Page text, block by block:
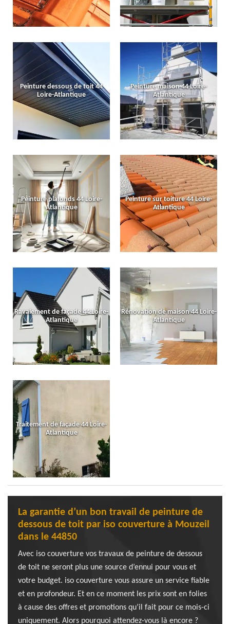
Peinture dessous de toit 44
Loire-Atlantique
Peinture maison 44 Loire-
Atlantique
Peinture plafonds 44 Loire-
Atlantique
Peinture sur toiture 44 Loire-
Atlantique
Ravalement de façade 44 Loire-
Atlantique
Rénovation de maison 44 Loire-
Atlantique
Traitement de façade 44 Loire-
Atlantique
La garantie d’un bon travail de peinture de
dessous de toit par iso couverture à Mouzeil
dans le 44850
Avec iso couverture vos travaux de peinture de dessous
de toit ne seront plus une source d’ennui pour vous et
votre budget. iso couverture vous assure un service fiable
et en profondeur. Et en ce moment les prix sont en folies
à cause des offres et promotions qu’il fait pour ce mois-ci
uniquement. Alors pourquoi attendez-vous là encore ?